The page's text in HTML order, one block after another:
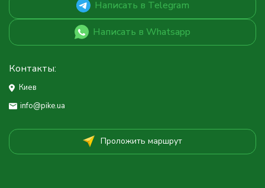
Написать в Telegram
Написать в Whatsapp
Контакты:
Киев
info@pike.ua
Проложить маршрут